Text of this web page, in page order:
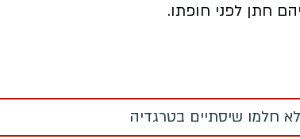
חתן לפני חופתו.
חלמו שיסתיים בטרגדיה